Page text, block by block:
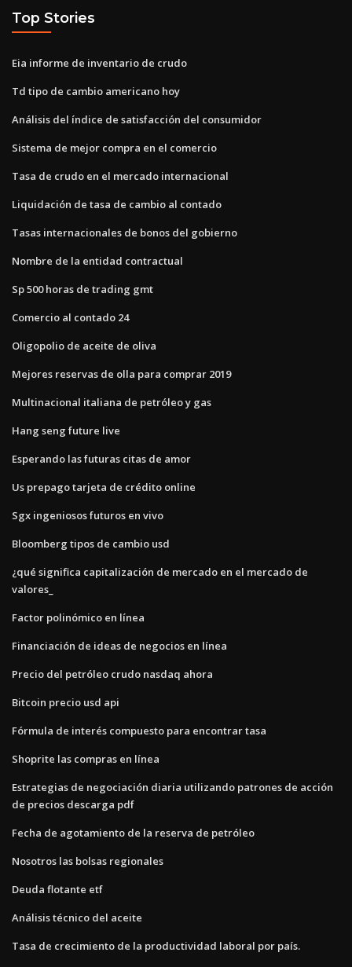
Top Stories
Eia informe de inventario de crudo
Td tipo de cambio americano hoy
Análisis del índice de satisfacción del consumidor
Sistema de mejor compra en el comercio
Tasa de crudo en el mercado internacional
Liquidación de tasa de cambio al contado
Tasas internacionales de bonos del gobierno
Nombre de la entidad contractual
Sp 500 horas de trading gmt
Comercio al contado 24
Oligopolio de aceite de oliva
Mejores reservas de olla para comprar 2019
Multinacional italiana de petróleo y gas
Hang seng future live
Esperando las futuras citas de amor
Us prepago tarjeta de crédito online
Sgx ingeniosos futuros en vivo
Bloomberg tipos de cambio usd
¿qué significa capitalización de mercado en el mercado de
valores_
Factor polinómico en línea
Financiación de ideas de negocios en línea
Precio del petróleo crudo nasdaq ahora
Bitcoin precio usd api
Fórmula de interés compuesto para encontrar tasa
Shoprite las compras en línea
Estrategias de negociación diaria utilizando patrones de acción
de precios descarga pdf
Fecha de agotamiento de la reserva de petróleo
Nosotros las bolsas regionales
Deuda flotante etf
Análisis técnico del aceite
Tasa de crecimiento de la productividad laboral por país.